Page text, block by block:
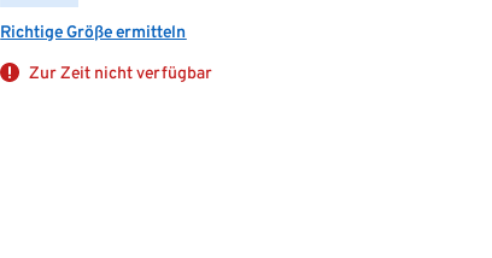
Richtige Größe ermitteln
Zur Zeit nicht verfügbar